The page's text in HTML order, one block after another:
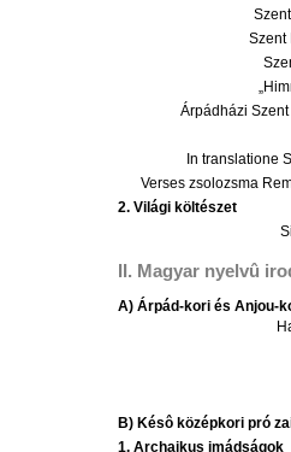
Szent
Árpádházi
In translatione
Verses zsolozsma
2. Világi költészet
II. Magyar nyelvû
A) Árpád-kori és Anjou-
B) Késô középkori pró
1. Archaikus imádságok